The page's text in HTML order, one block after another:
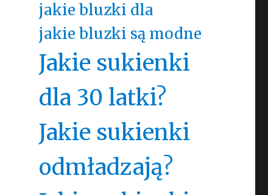
jakie bluzki dla
jakie bluzki są modne
Jakie sukienki
dla 30 latki?
Jakie sukienki
odmładzają?